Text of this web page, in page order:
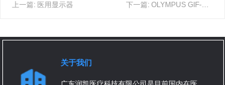
上一篇: 医用显示器 下一篇: OLYMPUS GIF-XP290N 奥林巴斯高清电子胃镜参数
关于我们